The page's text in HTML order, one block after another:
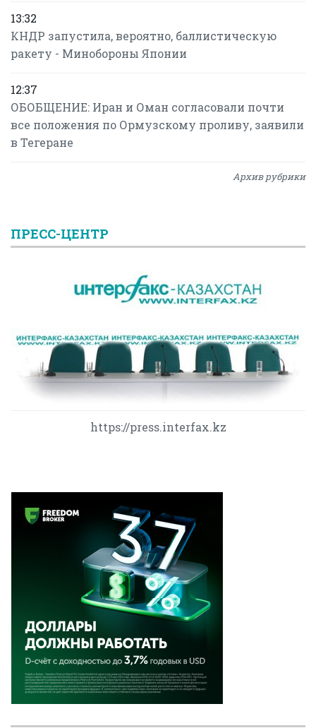
13:32
КНДР запустила, вероятно, баллистическую
ракету - Минобороны Японии
12:37
ОБОБЩЕНИЕ: Иран и Оман согласовали почти
все положения по Ормузскому проливу, заявили
в Тегеране
Архив рубрики
ПРЕСС-ЦЕНТР
https://press.interfax.kz